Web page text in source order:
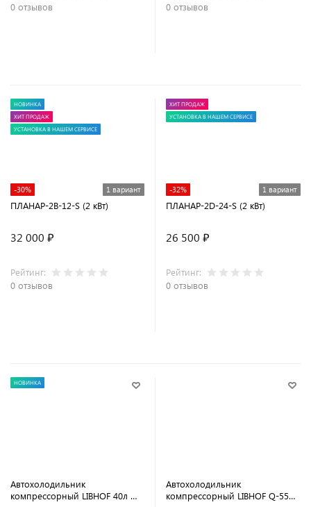
0 отзывов
0 отзывов
НОВИНКА
ХИТ ПРОДАЖ
УСТАНОВКА В НАШЕМ СЕРВИСЕ
-30% 1 вариант
ПЛАНАР-2B-12-S (2 кВт)
32 000 ₽
Рейтинг:
0 отзывов
ХИТ ПРОДАЖ
УСТАНОВКА В НАШЕМ СЕРВИСЕ
-32% 1 вариант
ПЛАНАР-2D-24-S (2 кВт)
26 500 ₽
Рейтинг:
0 отзывов
НОВИНКА
Автохолодильник
компрессорный LIBHOF 40л W-
Автохолодильник
компрессорный LIBHOF Q-55